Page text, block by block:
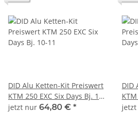
DID Alu Ketten-Kit Preiswert
KTM 250 EXC Six Days Bj. 10-
11
jetzt nur 64,80 € *
DID
12>